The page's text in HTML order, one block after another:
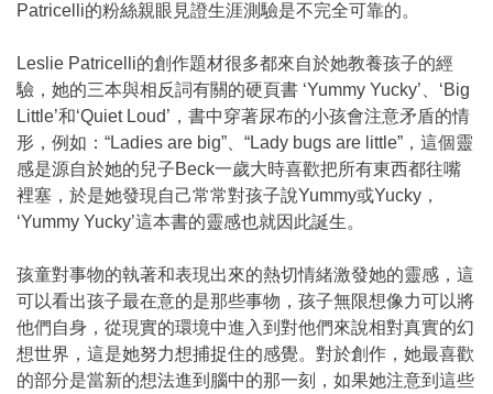
Patricelli的粉絲親眼見證生涯測驗是不完全可靠的。
Leslie Patricelli的創作題材很多都來自於她教養孩子的經
驗，她的三本與相反詞有關的硬頁書 ‘Yummy Yucky’、‘Big
Little’和‘Quiet Loud’，書中穿著尿布的小孩會注意矛盾的情
形，例如：“Ladies are big”、“Lady bugs are little”，這個靈
感是源自於她的兒子Beck一歲大時喜歡把所有東西都往嘴
裡塞，於是她發現自己常常對孩子說Yummy或Yucky，
‘Yummy Yucky’這本書的靈感也就因此誕生。
孩童對事物的執著和表現出來的熱切情緒激發她的靈感，這
可以看出孩子最在意的是那些事物，孩子無限想像力可以將
他們自身，從現實的環境中進入到對他們來說相對真實的幻
想世界，這是她努力想捕捉住的感覺。對於創作，她最喜歡
的部分是當新的想法進到腦中的那一刻，如果她注意到這些